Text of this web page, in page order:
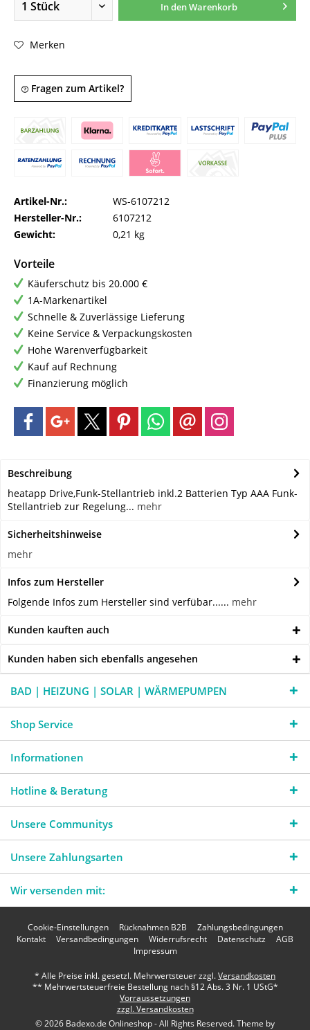
In denWarenkorb
Merken
Fragen zum Artikel?
Artikel-Nr.:
WS-6107212
Hersteller-Nr.:
6107212
Gewicht:
0,21 kg
Vorteile
Käuferschutz bis 20.000 €
1A-Markenartikel
Schnelle & Zuverlässige Lieferung
Keine Service & Verpackungskosten
Hohe Warenverfügbarkeit
Kauf auf Rechnung
Finanzierung möglich
Beschreibung
heatapp Drive,Funk-Stellantrieb inkl.2 Batterien Typ AAA Funk-
Stellantrieb zur Regelung... mehr
Sicherheitshinweise
mehr
Infos zum Hersteller
Folgende Infos zum Hersteller sind verfübar...... mehr
Kunden kauften auch
Kunden haben sich ebenfalls angesehen
BAD | HEIZUNG | SOLAR | WÄRMEPUMPEN
Shop Service
Informationen
Hotline & Beratung
Unsere Communitys
Unsere Zahlungsarten
Wir versenden mit:
Cookie-Einstellungen Rücknahmen B2B
Zahlungsbedingungen
Kontakt
Versandbedingungen Widerrufsrecht Datenschutz
AGB
Impressum
* Alle Preise inkl. gesetzl. Mehrwertsteuer zzgl.Versandkosten
** Mehrwertsteuerfreie Bestellung nach §12 Abs. 3 Nr. 1 UStG*
Vorraussetzungen
zzgl. Versandkosten
© 2026 Badexo.de Onlineshop - All Rights Reserved. Theme by